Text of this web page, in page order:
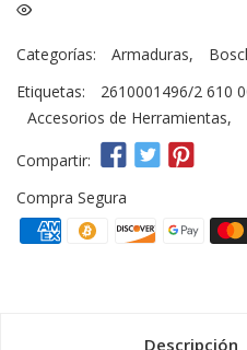
Categorías: Armaduras,
Etiquetas:
2610001496/2 610
Accesorios de Herramientas,
Compartir:
Compra Segura
Descripción